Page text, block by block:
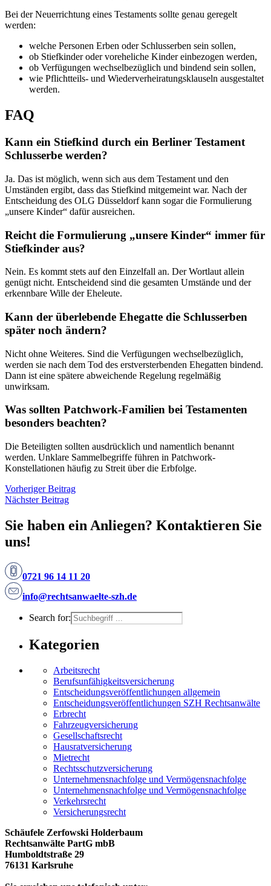
Bei der Neuerrichtung eines Testaments sollte genau geregelt
werden:
welche Personen Erben oder Schlusserben sein sollen,
ob Stiefkinder oder voreheliche Kinder einbezogen werden,
ob Verfügungen wechselbezüglich und bindend sein sollen,
wie Pflichtteils- und Wiederverheiratungsklauseln ausgestaltet
werden.
FAQ
Kann ein Stiefkind durch ein Berliner Testament
Schlusserbe werden?
Ja. Das ist möglich, wenn sich aus dem Testament und den
Umständen ergibt, dass das Stiefkind mitgemeint war. Nach der
Entscheidung des OLG Düsseldorf kann sogar die Formulierung
„unsere Kinder“ dafür ausreichen.
Reicht die Formulierung „unsere Kinder“ immer für
Stiefkinder aus?
Nein. Es kommt stets auf den Einzelfall an. Der Wortlaut allein
genügt nicht. Entscheidend sind die gesamten Umstände und der
erkennbare Wille der Eheleute.
Kann der überlebende Ehegatte die Schlusserben
später noch ändern?
Nicht ohne Weiteres. Sind die Verfügungen wechselbezüglich,
werden sie nach dem Tod des erstversterbenden Ehegatten bindend.
Dann ist eine spätere abweichende Regelung regelmäßig
unwirksam.
Was sollten Patchwork-Familien bei Testamenten
besonders beachten?
Die Beteiligten sollten ausdrücklich und namentlich benannt
werden. Unklare Sammelbegriffe führen in Patchwork-
Konstellationen häufig zu Streit über die Erbfolge.
Vorheriger Beitrag
Nächster Beitrag
Sie haben ein Anliegen? Kontaktieren Sie
uns!
0721 96 14 11 20
info@rechtsanwaelte-szh.de
Search for:
Kategorien
Arbeitsrecht
Berufsunfähigkeitsversicherung
Entscheidungs­­veröffentlichungen allgemein
Entscheidungs­veröffentlichungen SZH Rechtsanwälte
Erbrecht
Fahrzeugversicherung
Gesellschaftsrecht
Hausratversicherung
Mietrecht
Rechtsschutzversicherung
Unternehmensnachfolge und Vermögensnachfolge
Unternehmensnachfolge und Vermögensnachfolge
Verkehrsrecht
Versicherungsrecht
Schäufele Zerfowski Holderbaum
Rechtsanwälte PartG mbB
Humboldtstraße 29
76131 Karlsruhe